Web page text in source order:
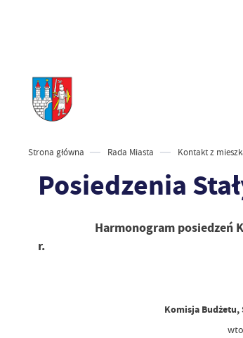
Strona główna Rada Miasta Kontakt z
Posiedzenia
Harmonogram posiedzeń
r.
Komisja